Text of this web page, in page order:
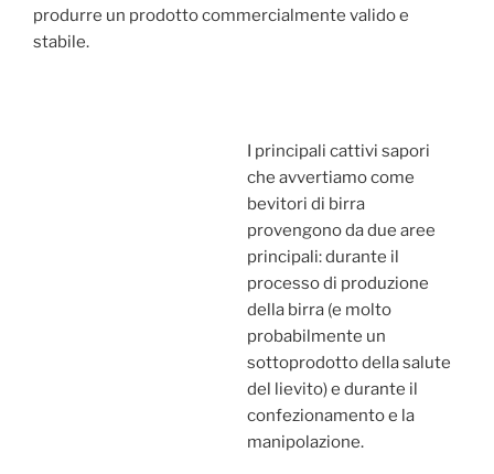
produrre un prodotto commercialmente valido e
stabile.
I principali cattivi sapori
che avvertiamo come
bevitori di birra
provengono da due aree
principali: durante il
processo di produzione
della birra (e molto
probabilmente un
sottoprodotto della salute
del lievito) e durante il
confezionamento e la
manipolazione.